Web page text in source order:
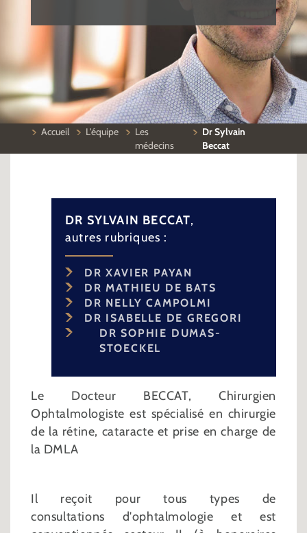
Accueil L'équipe
Les
médecins
Dr Sylvain
Beccat
DR SYLVAIN BECCAT,
autres rubriques :
DR XAVIER PAYAN
DR MATHIEU DE BATS
DR NELLY CAMPOLMI
DR ISABELLE DE GREGORI
DR SOPHIE DUMAS-
STOECKEL
Le Docteur BECCAT, Chirurgien
Ophtalmologiste est spécialisé en chirurgie
de la rétine, cataracte et prise en charge de
la DMLA
Il reçoit pour tous types de
consultations d'ophtalmologie et est